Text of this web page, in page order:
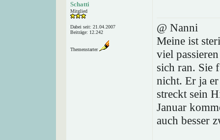
Schatti
Mitglied
Dabei seit: 21.04.2007
Beiträge: 12.242
Themenstarter
@ Nanni
Meine ist
viel
sich ran. Sie
nicht. Er ja
streckt sein
Januar
auch besser